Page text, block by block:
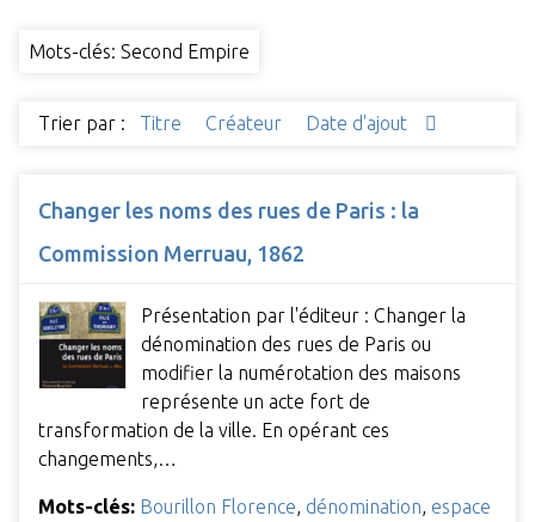
Mots-clés: Second Empire
Trier par : Titre Créateur Date d'ajout
Changer les noms des rues de Paris : la
Commission Merruau, 1862
Présentation par l'éditeur : Changer la
dénomination des rues de Paris ou
modifier la numérotation des maisons
représente un acte fort de
transformation de la ville. En opérant ces
changements,…
Mots-clés: Bourillon Florence dénomination espace